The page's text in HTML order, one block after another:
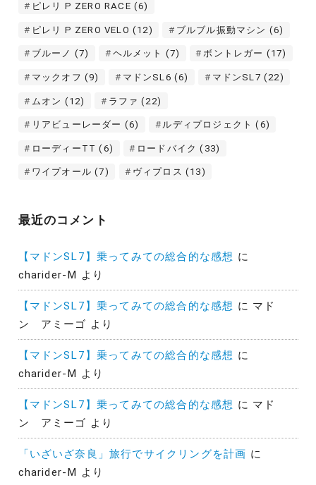
ピレリ P ZERO RACE (6)
ピレリ P ZERO VELO (12) ブルブル振動マシン (6)
ブルーノ (7) ヘルメット (7) ボントレガー (17)
マックオフ (9) マドンSL6 (6) マドンSL7 (22)
ムオン (12) ラファ (22)
リアビューレーダー (6) ルディプロジェクト (6)
ローディーTT (6) ロードバイク (33)
ワイプオール (7) ヴィプロス (13)
最近のコメント
【マドンSL7】乗ってみての総合的な感想 に
charider-M より
【マドンSL7】乗ってみての総合的な感想 に マド
ン アミーゴ より
【マドンSL7】乗ってみての総合的な感想 に
charider-M より
【マドンSL7】乗ってみての総合的な感想 に マド
ン アミーゴ より
「いざいざ奈良」旅行でサイクリングを計画 に
charider-M より